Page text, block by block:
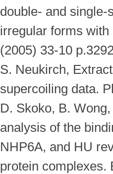
double- and
irregular forms
(2005) 33-10
S. Neukirch,
supercoiling data.
D. Skoko, B.
analysis of the
NHP6A, and HU
protein complexes.